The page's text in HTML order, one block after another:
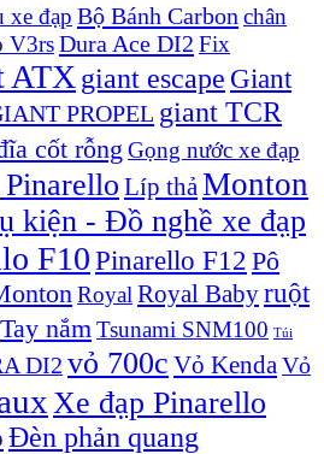
xe đạp Bộ Bánh Carbon chân
V3rsDura Ace DI2 Fix
ATX giant escape Giant
PROPEL giant TCR
cốt rỗng Gọng nước xe đạp
Líp thả Monton
kiện - Đồ nghề xe đạp
F10Pinarello F12 Pô
Royal Royal Babyruột
Tay nắm Tsunami SNM100 Túi
DI2 vỏ 700c Vỏ Kenda Vỏ
Xe đạp Pinarello
Đèn phản quang